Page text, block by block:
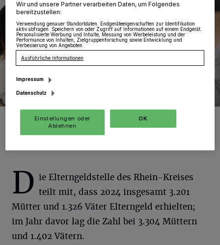
D ie Elterngeldstelle des Rhein-Kreises
teilt mit, dass 2024 insgesamt 3.201
Mütter und 1.326 Väter Elterngeld erhielten;
im Jahr davor lag die Zahl bei 3.304 Müttern
und 1.402 Vätern.
Wir und unsere Partner verarbeiten Daten, um Folgendes
bereitzustellen:
Verwendung genauer Standortdaten. Endgeräteeigenschaften zur Identifikation
aktiv abfragen. Speichern von oder Zugriff auf Informationen auf einem Endgerät.
Personalisierte Werbung und Inhalte, Messung von Werbeleistung und der
Performance von Inhalten, Zielgruppenforschung sowie Entwicklung und
Verbesserung von Angeboten.
Ausführliche Informationen
Impressum
Datenschutz
Einstellungen oder
Ablehnen
OK